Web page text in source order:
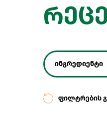
ინგრედიენტი
ფილტრების